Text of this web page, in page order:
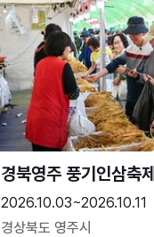
경북영주 풍기인삼축제
2026.10.03~2026.10.11
경상북도 영주시